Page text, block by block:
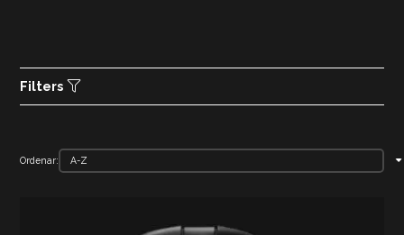
Filters
Ordenar: